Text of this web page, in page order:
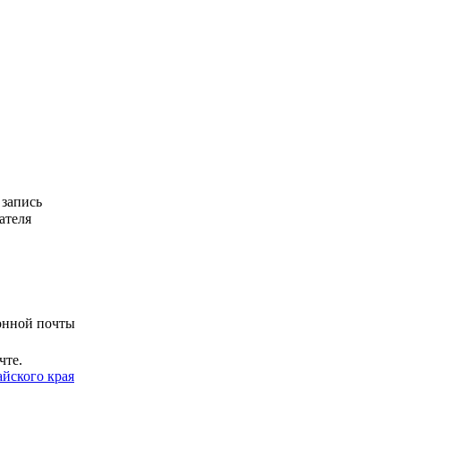
почты
края